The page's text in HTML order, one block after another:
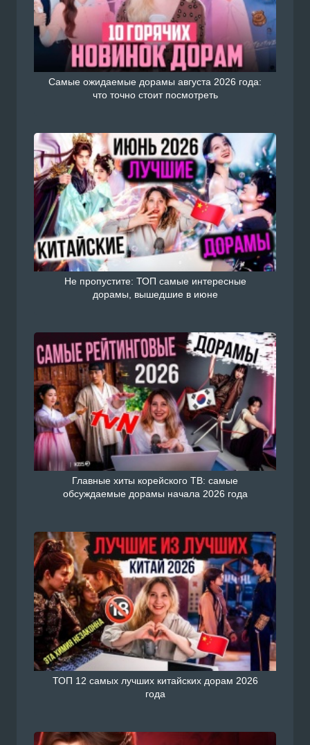
Самые ожидаемые дорамы августа 2026 года:
что точно стоит посмотреть
Не пропустите: ТОП самые интересные
дорамы, вышедшие в июне
Главные хиты корейского ТВ: самые
обсуждаемые дорамы начала 2026 года
ТОП 12 самых лучших китайских дорам 2026
года